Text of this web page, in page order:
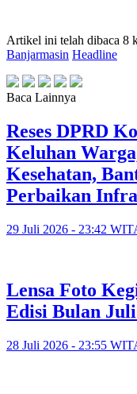
Artikel ini telah dibaca 8
Banjarmasin Headline
Baca Lainnya
Reses DPRD
Keluhan
Kesehatan,
Perbaikan
29 Juli 2026 - 23:42
Lensa Foto
Edisi Bulan Juli
28 Juli 2026 - 23:55